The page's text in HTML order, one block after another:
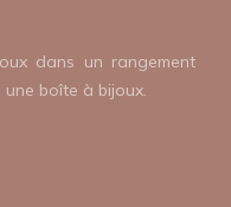
dans un rangement
boîte à bijoux.